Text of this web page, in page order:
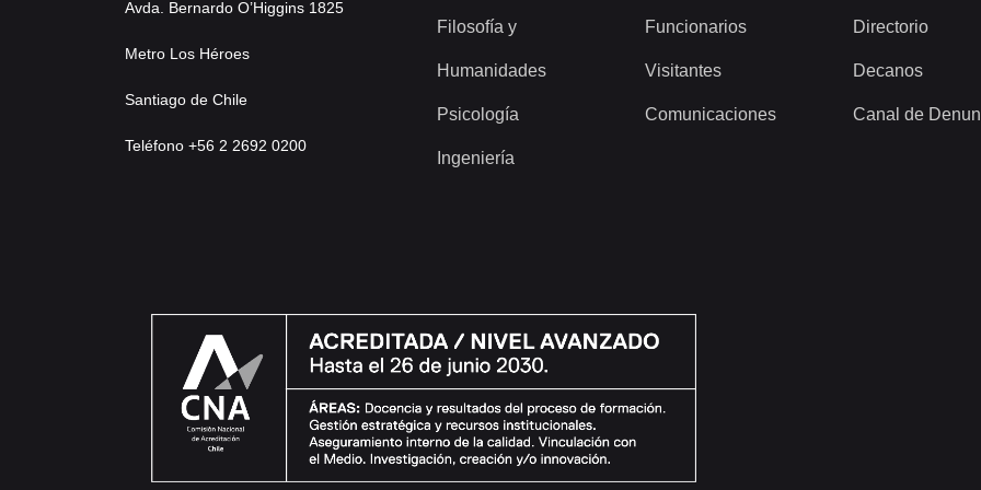
Avda. Bernardo O’Higgins 1825
Metro Los Héroes
Santiago de Chile
Teléfono +56 2 2692 0200
Filosofía y
Humanidades
Psicología
Ingeniería
Funcionarios
Visitantes
Comunicaciones
Directorio
Decanos
Canal de